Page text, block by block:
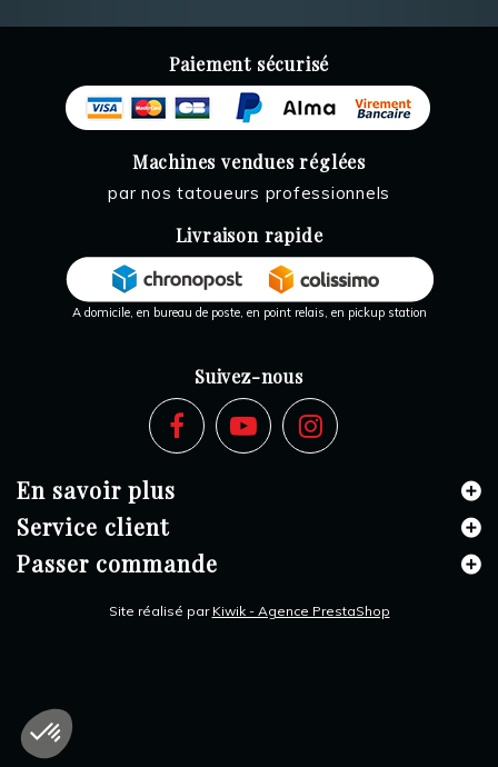
Paiement sécurisé
Machines vendues réglées
par nos tatoueurs professionnels
Livraison rapide
A domicile, en bureau de poste, en point relais, en pickup station
Suivez-nous
En savoir plus
Service client
Passer commande
Site réalisé par Kiwik - Agence PrestaShop